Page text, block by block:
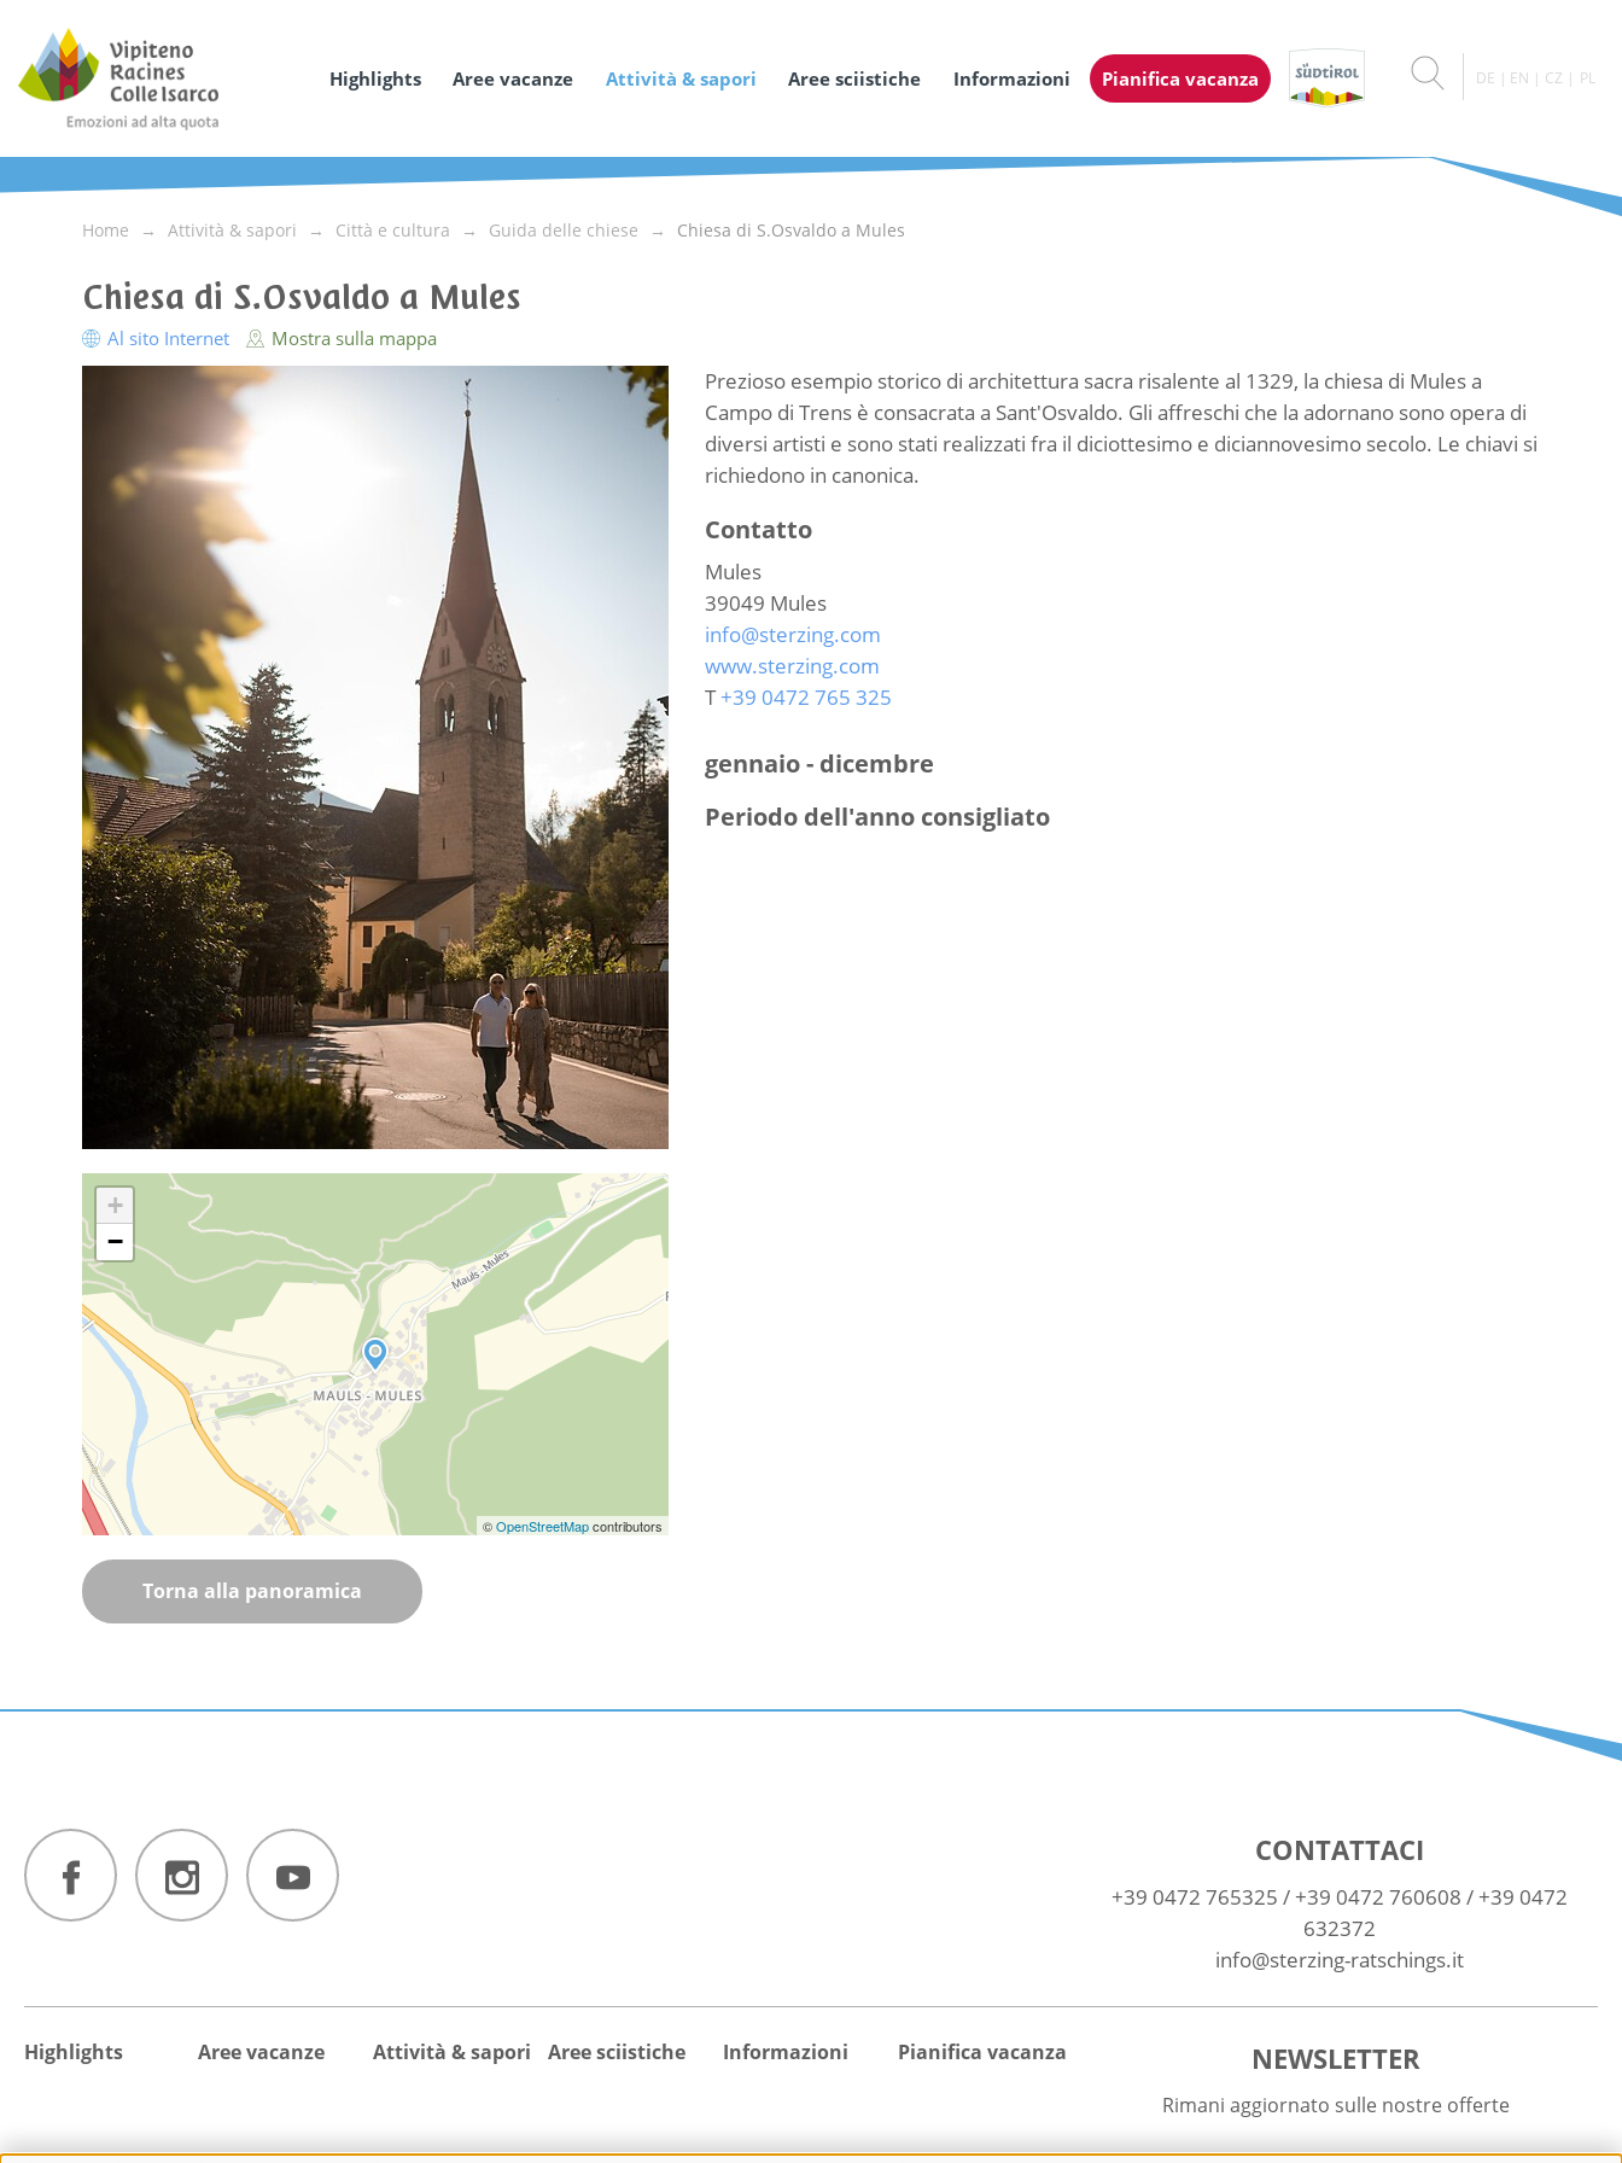
Highlights Aree vacanze Attività & sapori Aree sciistiche Informazioni Pianifica vacanza DE EN CZ PL
Home Attività & sapori Città e cultura Guida delle chiese Chiesa di S.Osvaldo a Mules
Chiesa di S.Osvaldo a Mules
Al sito Internet Mostra sulla mappa
+
−
©OpenStreetMapcontributors
Prezioso esempio storico di architettura sacra risalente al 1329, la chiesa di Mules a
Campo di Trens è consacrata a Sant'Osvaldo. Gli affreschi che la adornano sono opera di
diversi artisti e sono stati realizzati fra il diciottesimo e diciannovesimo secolo. Le chiavi si
richiedono in canonica.
Contatto
Mules
39049 Mules
info@sterzing.com
www.sterzing.com
T+39 0472 765 325
gennaio - dicembre
Periodo dell'anno consigliato
Torna alla panoramica
CONTATTACI
+39 0472 765325 / +39 0472 760608 / +39 0472
632372
info@sterzing-ratschings.it
Highlights Aree vacanze Attività & sapori Aree sciistiche Informazioni Pianifica vacanza NEWSLETTER
Rimani aggiornato sulle nostre offerte